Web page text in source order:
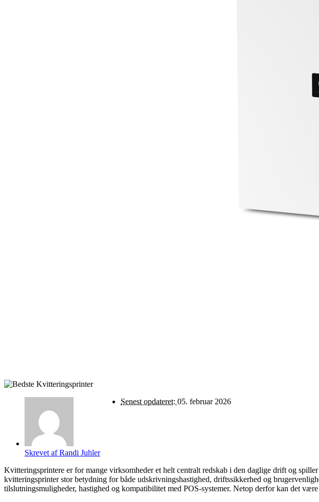
Skrevet afRandi Juhler
Senest opdateret: 05. februar 2026
Kvitteringsprintere er for mange virksomheder et helt centralt redskab i den daglige drift og
kvitteringsprinter stor betydning for både udskrivningshastighed, driftssikkerhed og
tilslutningsmuligheder, hastighed og kompatibilitet med POS-systemer. Netop derfor kan det